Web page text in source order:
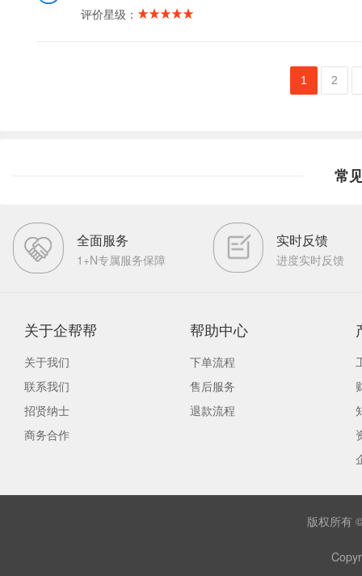
评价星级：
1 2
常
全面服务
1+N专属服务保障
实时反馈
进度实时反馈
关于企帮帮
关于我们
联系我们
招贤纳士
商务合作
帮助中心
下单流程
售后服务
退款流程
版权所有